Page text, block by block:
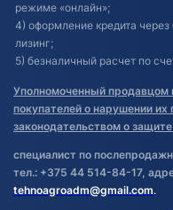
режиме «онлайн»;
4) оформление кредита через
лизинг;
5) безналичный расчет по
Уполномоченный продавцом
покупателей о нарушении
законодательством о
специалист по
тел.: +375 44 514-84-17,
tehnoagroadm@gmail.com.